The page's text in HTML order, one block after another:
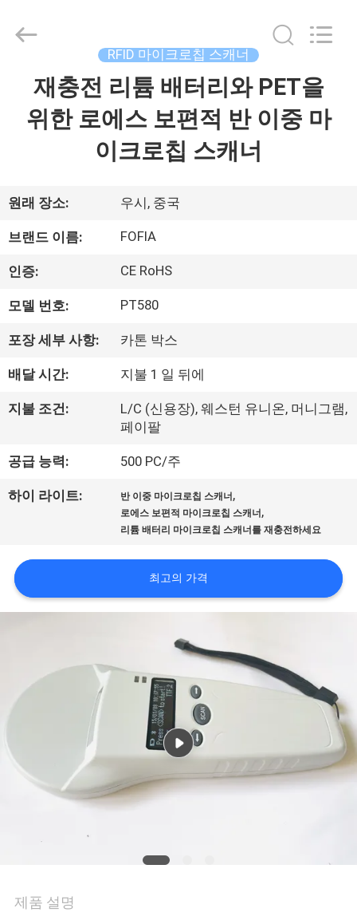
동
영
상
우
리
에
하
여
공
장
품
질
락
2017
Technology
RFID 마이크로칩 스캐너
재충전 리튬 배터리와 PET을
위한 로에스 보편적 반 이중 마
이크로칩 스캐너
원래 장소: 우시, 중국
브랜드 이름: FOFIA
인증: CE RoHS
모델 번호: PT580
포장 세부 사항: 카톤 박스
배달 시간: 지불 1 일 뒤에
지불 조건:
L/C (신용장), 웨스턴 유니온, 머니그램,
페이팔
공급 능력: 500 PC/주
하이 라이트: 반 이중 마이크로칩 스캐너 ,
로에스 보편적 마이크로칩 스캐너 ,
리튬 배터리 마이크로칩 스캐너를 재충전하세요
최고의 가격
제품 설명